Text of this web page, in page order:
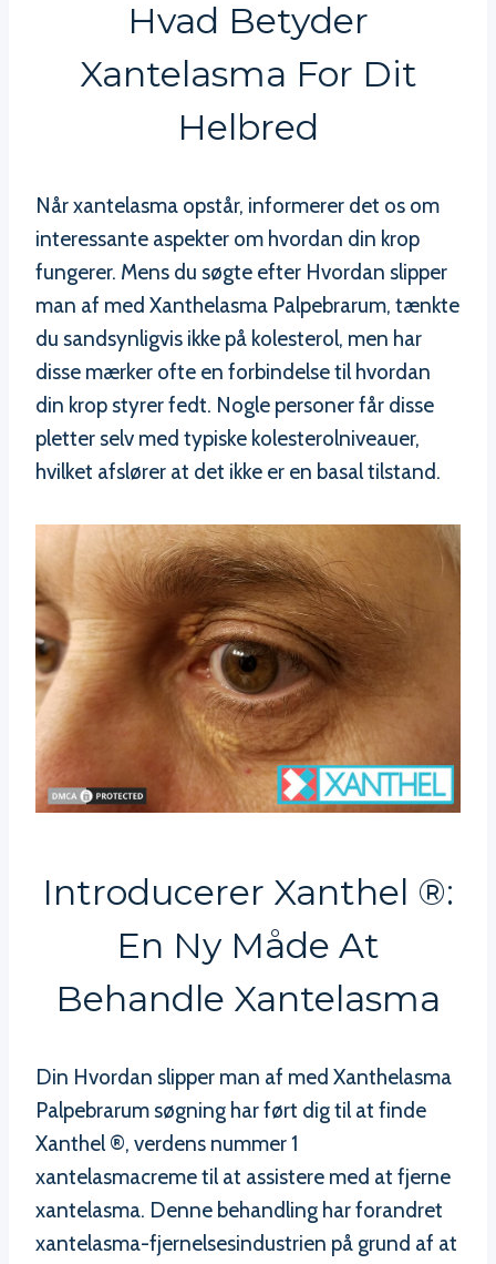
Hvad Betyder
Xantelasma For Dit
Helbred
Når xantelasma opstår, informerer det os om
interessante aspekter om hvordan din krop
fungerer. Mens du søgte efter Hvordan slipper
man af med Xanthelasma Palpebrarum, tænkte
du sandsynligvis ikke på kolesterol, men har
disse mærker ofte en forbindelse til hvordan
din krop styrer fedt. Nogle personer får disse
pletter selv med typiske kolesterolniveauer,
hvilket afslører at det ikke er en basal tilstand.
Introducerer Xanthel ®:
En Ny Måde At
Behandle Xantelasma
Din Hvordan slipper man af med Xanthelasma
Palpebrarum søgning har ført dig til at finde
Xanthel ®, verdens nummer 1
xantelasmacreme til at assistere med at fjerne
xantelasma. Denne behandling har forandret
xantelasma-fjernelsesindustrien på grund af at